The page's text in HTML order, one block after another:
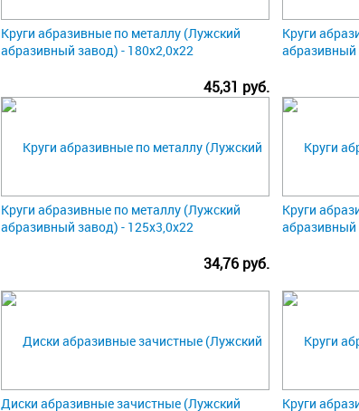
Круги абразивные по металлу (Лужский
абразивный завод) - 180х2,0х22
45,31 руб.
Круги
абразивный
Круги абразивные по металлу (Лужский
абразивный завод) - 125х3,0х22
34,76 руб.
Круги
абразивный
Диски абразивные зачистные (Лужский
Круги